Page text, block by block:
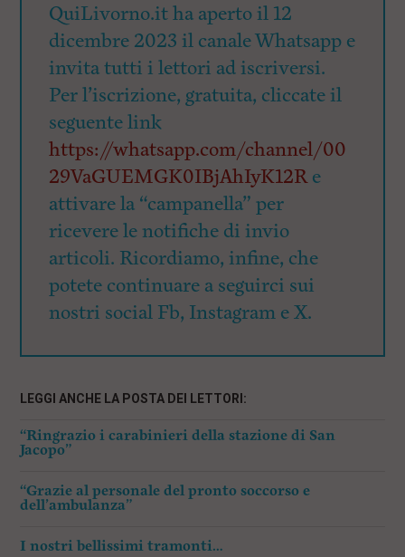
QuiLivorno.it ha aperto il 12
dicembre 2023 il canale Whatsapp e
invita tutti i lettori ad iscriversi.
Per l’iscrizione, gratuita, cliccate il
seguente link
https://whatsapp.com/channel/00
29VaGUEMGK0IBjAhIyK12Re
attivare la “campanella” per
ricevere le notifiche di invio
articoli. Ricordiamo, infine, che
potete continuare a seguirci sui
nostri social Fb, Instagram e X.
LEGGI ANCHE LA POSTA DEI LETTORI:
“Ringrazio i carabinieri della stazione di San
Jacopo”
“Grazie al personale del pronto soccorso e
dell’ambulanza”
I nostri bellissimi tramonti…